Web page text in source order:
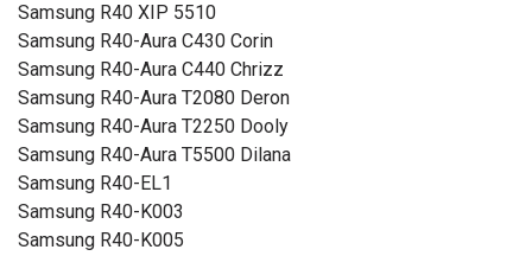
Samsung R40 XIP 5510
Samsung R40-Aura C430 Corin
Samsung R40-Aura C440 Chrizz
Samsung R40-Aura T2080 Deron
Samsung R40-Aura T2250 Dooly
Samsung R40-Aura T5500 Dilana
Samsung R40-EL1
Samsung R40-K003
Samsung R40-K005